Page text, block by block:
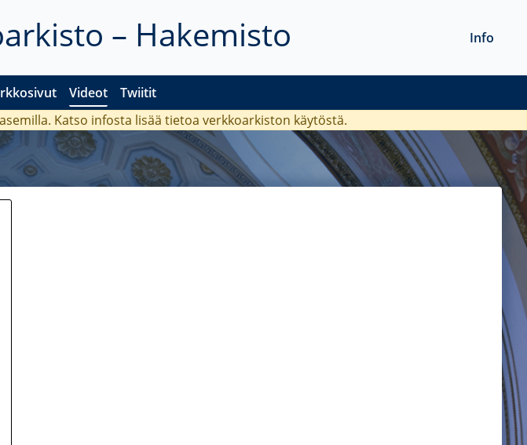
– Hakemisto
Videot Twiitit
Info
Katso infosta lisää tietoa verkkoarkiston käytöstä.